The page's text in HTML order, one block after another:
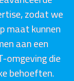
zodat we
maat kunnen
aan een
omgeving die
behoeften.